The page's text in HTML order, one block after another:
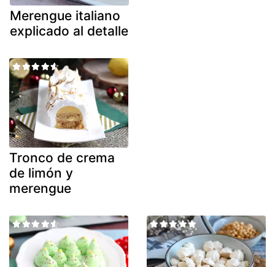
Merengue italiano
explicado al detalle
Tronco de crema
de limón y
merengue